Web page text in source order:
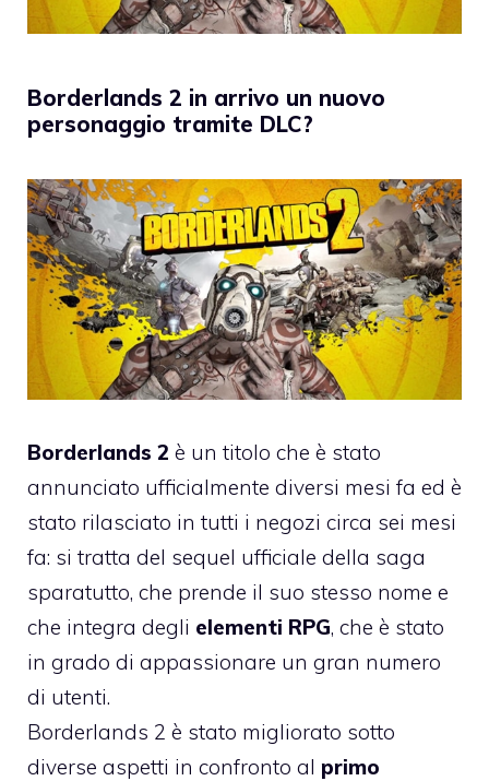
Borderlands 2 in arrivo un nuovo
personaggio tramite DLC?
Borderlands 2 è un titolo che è stato
annunciato ufficialmente diversi mesi fa ed è
stato rilasciato in tutti i negozi circa sei mesi
fa: si tratta del sequel ufficiale della saga
sparatutto, che prende il suo stesso nome e
che integra degli elementi RPG, che è stato
in grado di appassionare un gran numero
di utenti.
Borderlands 2 è stato migliorato sotto
diverse aspetti in confronto al primo